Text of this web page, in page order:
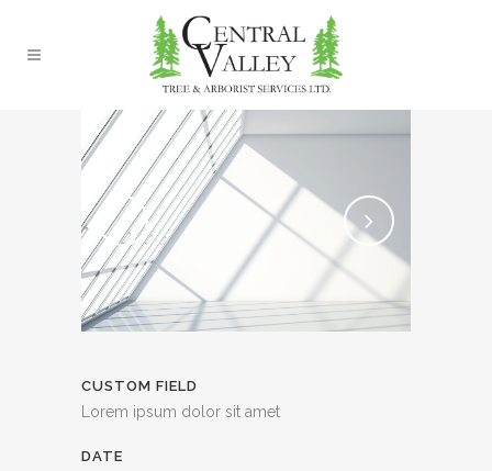
CUSTOM FIELD
Lorem ipsum dolor sit amet
DATE